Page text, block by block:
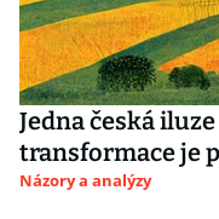
Jedna česká
transformace je
Názory a analýzy